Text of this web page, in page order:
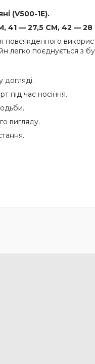
(V500-1E).
41 — 27,5 СМ, 42 —
повсякденного
легко поєднується з
догляді.
під час носіння.
вигляду.